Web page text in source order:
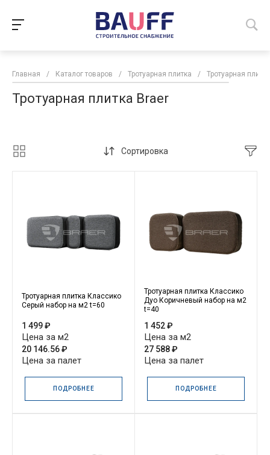
Главная / Каталог товаров / Тротуарная плитка / Тротуарная
Тротуарная плитка Braer
Сортировка
Тротуарная плитка Классико
Серый набор на м2 t=60
1 499 ₽
Цена за м2
20 146.56 ₽
Цена за палет
ПОДРОБНЕЕ
Тротуарная плитка Классико
Дуо Коричневый набор на м2
t=40
1 452 ₽
Цена за м2
27 588 ₽
Цена за палет
ПОДРОБНЕЕ